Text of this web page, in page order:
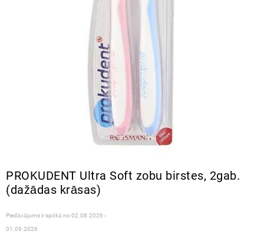
PROKUDENT Ultra Soft zobu birstes, 2gab.
(dažādas krāsas)
Piedāvājums ir spēkā no 02.08.2026 -
01.09.2026